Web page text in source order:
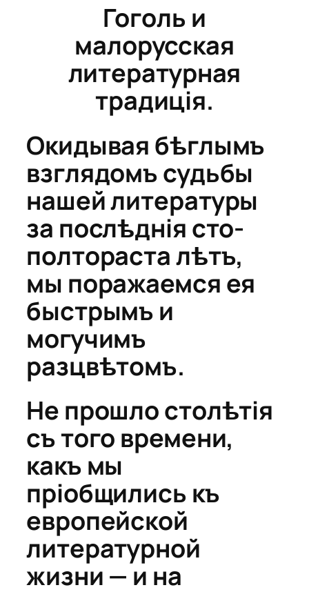
Гоголь и
малорусская
литературная
традиція.
Окидывая бѣглымъ
взглядомъ судьбы
нашей литературы
за послѣднія сто-
полтораста лѣтъ,
мы поражаемся ея
быстрымъ и
могучимъ
разцвѣтомъ.
Не прошло столѣтія
съ того времени,
какъ мы
пріобщились къ
европейской
литературной
жизни — и на